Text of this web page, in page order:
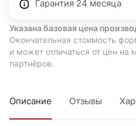
Гарантия 24 месяца
Указана базовая цена
Окончательная стоимость
и может отличаться от цен на
партнёров.
Описание Отзывы